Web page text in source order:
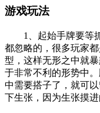
游戏玩法
1、起始手牌要等抓
都忽略的，很多玩家
型，这样无形之中就
于非常不利的形势中
中需要搭子了，就可
下生张，因为生张摸进